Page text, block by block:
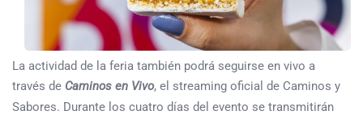
La actividad de la feria también podrá seguirse en vivo a
través de Caminos en Vivo, el streaming oficial de Caminos y
Sabores. Durante los cuatro días del evento se transmitirán